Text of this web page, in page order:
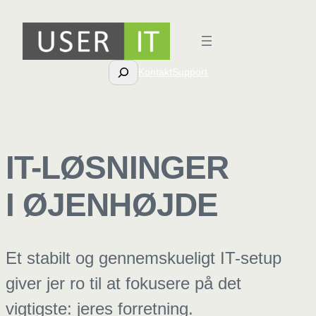
Søg
IT-LØSNINGER
I ØJENHØJDE
Et stabilt og gennemskueligt IT-setup
giver jer ro til at fokusere på det
vigtigste: jeres forretning.